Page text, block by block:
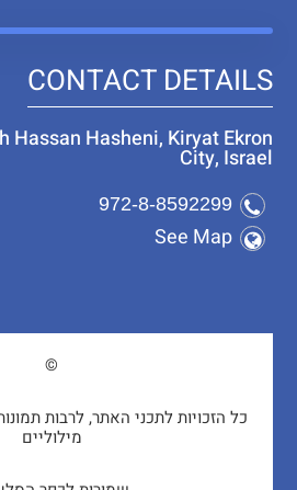
CONTACT DETAILS
Hassan Hasheni, Kiryat Ekron
City, Israel
972-8-8592299
See Map
©
כל הזכויות לתכני האתר, לרבות
מילוליים